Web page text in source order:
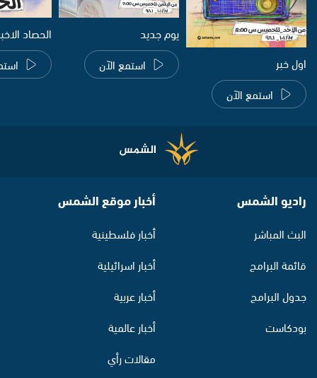
اول خبر
استمع الآن
يوم جديد
استمع الآن
الحصاد
راديو الشمس
البث المباشر
قائمة البرامج
جدول البرامج
بودكاست
أخبار موقع الشمس
أخبار فلسطينية
أخبار اسرائيلية
أخبار عربية
أخبار عالمية
مقالات رأي